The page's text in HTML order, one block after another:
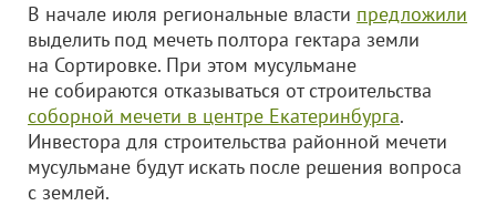
В начале июля региональные власти предложили
выделить под мечеть полтора гектара земли
на Сортировке. При этом мусульмане
не собираются отказываться от строительства
соборной мечети в центре Екатеринбурга.
Инвестора для строительства районной мечети
мусульмане будут искать после решения вопроса
с землей.